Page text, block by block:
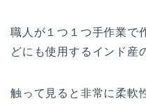
職人が１つ１つ手作業で
どにも使用するインド産
触って見ると非常に柔軟